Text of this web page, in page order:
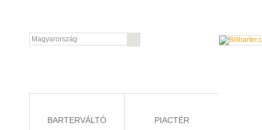
BARTERVÁLTÓ PIACTÉR